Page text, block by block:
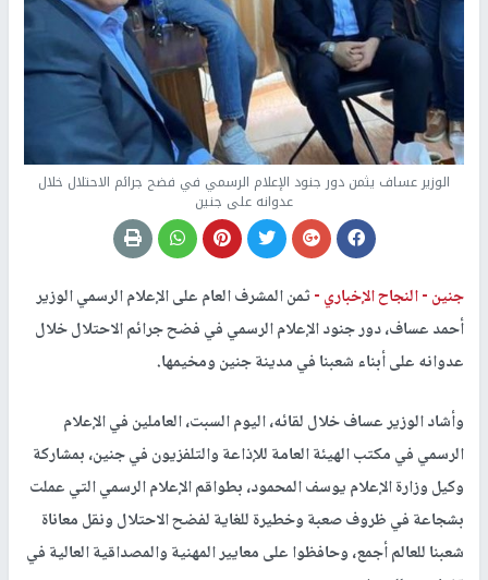
الوزير عساف يثمن دور جنود الإعلام الرسمي في فضح جرائم الاحتلال خلال
عدوانه على جنين
جنين -النجاح الإخباري -ثمن المشرف العام على الإعلام الرسمي الوزير
أحمد عساف، دور جنود الإعلام الرسمي في فضح جرائم الاحتلال خلال
عدوانه على أبناء شعبنا في مدينة جنين ومخيمها.
وأشاد الوزير عساف خلال لقائه، اليوم السبت، العاملين في الإعلام
الرسمي في مكتب الهيئة العامة للإذاعة والتلفزيون في جنين، بمشاركة
وكيل وزارة الإعلام يوسف المحمود، بطواقم الإعلام الرسمي التي عملت
بشجاعة في ظروف صعبة وخطيرة للغاية لفضح الاحتلال ونقل معاناة
شعبنا للعالم أجمع، وحافظوا على معايير المهنية والمصداقية العالية في